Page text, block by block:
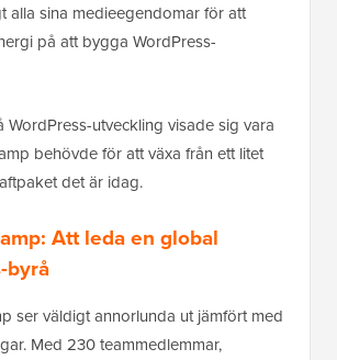
alla sina medieegendomar för att
på att bygga WordPress-
WordPress-utveckling visade sig vara
behövde för att växa från ett litet
det är idag.
Att leda en global
byrå
ser väldigt annorlunda ut jämfört med
Med 230 teammedlemmar,